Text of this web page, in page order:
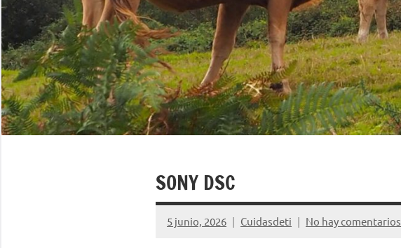
SONY DSC
5 junio, 2026 Cuidasdeti No hay comentarios